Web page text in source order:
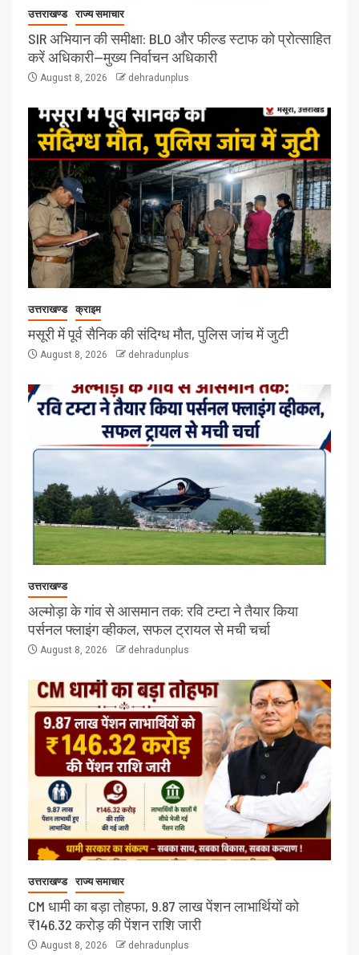
उत्तराखण्ड राज्य समाचार
SIR अभियान की समीक्षा: BLO और फील्ड स्टाफ को प्रोत्साहित
करें अधिकारी—मुख्य निर्वाचन अधिकारी
August 8, 2026 dehradunplus
उत्तराखण्ड क्राइम
मसूरी में पूर्व सैनिक की संदिग्ध मौत, पुलिस जांच में जुटी
August 8, 2026 dehradunplus
उत्तराखण्ड
अल्मोड़ा के गांव से आसमान तक: रवि टम्टा ने तैयार किया
पर्सनल फ्लाइंग व्हीकल, सफल ट्रायल से मची चर्चा
August 8, 2026 dehradunplus
उत्तराखण्ड राज्य समाचार
CM धामी का बड़ा तोहफा, 9.87 लाख पेंशन लाभार्थियों को
₹146.32 करोड़ की पेंशन राशि जारी
August 8, 2026 dehradunplus